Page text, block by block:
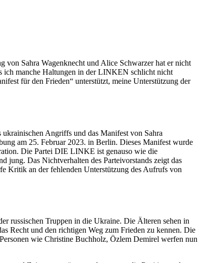
von Sahra Wagenknecht und Alice Schwarzer hat er nicht
ich manche Haltungen in der LINKEN schlicht nicht
für den Frieden“ unterstützt, meine Unterstützung der
Angriffs und das Manifest von Sahra
am 25. Februar 2023. in Berlin. Dieses Manifest wurde
Die Partei DIE LINKE ist genauso wie die
jung. Das Nichtverhalten des Parteivorstands zeigt das
Kritik an der fehlenden Unterstützung des Aufrufs von
russischen Truppen in die Ukraine. Die Älteren sehen in
Recht und den richtigen Weg zum Frieden zu kennen. Die
wie Christine Buchholz, Özlem Demirel werfen nun